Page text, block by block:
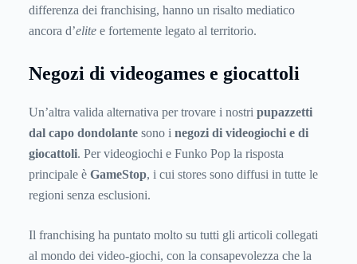
differenza dei franchising, hanno un risalto mediatico
ancora d’elite e fortemente legato al territorio.
Negozi di videogames e giocattoli
Un’altra valida alternativa per trovare i nostri pupazzetti
dal capo dondolante sono i negozi di videogiochi e di
giocattoli. Per videogiochi e Funko Pop la risposta
principale è GameStop, i cui stores sono diffusi in tutte le
regioni senza esclusioni.
Il franchising ha puntato molto su tutti gli articoli collegati
al mondo dei video-giochi, con la consapevolezza che la